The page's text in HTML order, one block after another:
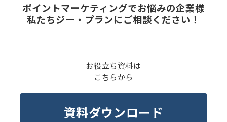
ポイントマーケティングでお悩みの企業様
私たちジー・プランにご相談ください！
お役立ち資料は
こちらから
資料ダウンロード